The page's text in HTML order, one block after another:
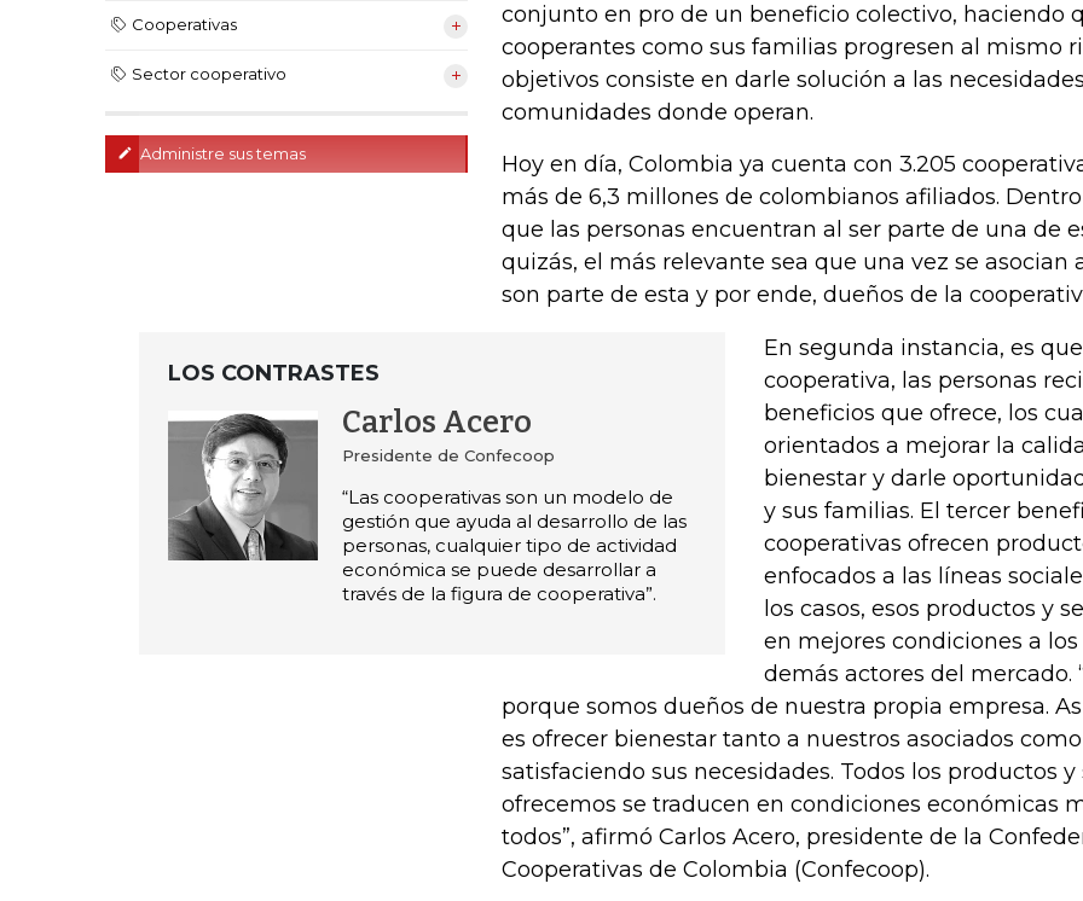
Cooperativas
Sector cooperativo
Administre sus temas
conjunto en pro de un beneficio colectivo, haciendo
cooperantes como sus familias progresen al mismo
objetivos consiste en darle solución a las
comunidades donde operan.
Hoy en día, Colombia ya cuenta con 3.205
más de 6,3 millones de colombianos afiliados.
que las personas encuentran al ser parte de una de
quizás, el más relevante sea que una vez se asocian
son parte de esta y por ende, dueños de la
LOS CONTRASTES
Carlos Acero
Presidente de Confecoop
“Las cooperativas son un modelo de
gestión que ayuda al desarrollo de las
personas, cualquier tipo de actividad
económica se puede desarrollar a
través de la figura de cooperativa”.
En segunda instancia, es
cooperativa, las personas
beneficios que ofrece, los
orientados a mejorar la
bienestar y darle
y sus familias. El tercer
cooperativas ofrecen
enfocados a las líneas
los casos, esos productos y
en mejores condiciones a
demás actores del mercado.
porque somos dueños de nuestra propia empresa.
es ofrecer bienestar tanto a nuestros asociados
satisfaciendo sus necesidades. Todos los productos
ofrecemos se traducen en condiciones económicas
todos”, afirmó Carlos Acero, presidente de la
Cooperativas de Colombia (Confecoop).